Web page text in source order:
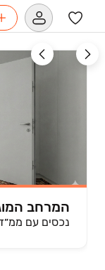
המרחב
נכסים עם